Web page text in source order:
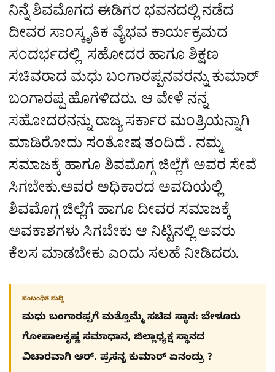
ನಿನ್ನೆ ಶಿವಮೊಗದ ಈಡಿಗರ ಭವನದಲ್ಲಿ ನಡೆದ
ದೀವರ ಸಾಂಸ್ಕೃತಿಕ ವೈಭವ ಕಾರ್ಯಕ್ರಮದ
ಸಂದರ್ಭದಲ್ಲಿ ಸಹೋದರ ಹಾಗೂ ಶಿಕ್ಷಣ
ಸಚಿವರಾದ ಮಧು ಬಂಗಾರಪ್ಪನವರನ್ನು ಕುಮಾರ್
ಬಂಗಾರಪ್ಪ ಹೊಗಳಿದರು. ಆ ವೇಳೆ ನನ್ನ
ಸಹೋದರನನ್ನು ರಾಜ್ಯ ಸರ್ಕಾರ ಮಂತ್ರಿಯನ್ನಾಗಿ
ಮಾಡಿರೋದು ಸಂತೋಷ ತಂದಿದೆ . ನಮ್ಮ
ಸಮಾಜಕ್ಕೆ ಹಾಗೂ ಶಿವಮೊಗ್ಗ ಜಿಲ್ಲೆಗೆ ಅವರ ಸೇವೆ
ಸಿಗಬೇಕು.ಅವರ ಅಧಿಕಾರದ ಅವದಿಯಲ್ಲಿ
ಶಿವಮೊಗ್ಗ ಜಿಲ್ಲೆಗೆ ಹಾಗೂ ದೀವರ ಸಮಾಜಕ್ಕೆ
ಅವಕಾಶಗಳು ಸಿಗಬೇಕು ಆ ನಿಟ್ಟಿನಲ್ಲಿ ಅವರು
ಕೆಲಸ ಮಾಡಬೇಕು ಎಂದು ಸಲಹೆ ನೀಡಿದರು.
ಸಂಬಂಧಿತ ಸುದ್ದಿ
ಮಧು ಬಂಗಾರಪ್ಪಗೆ ಮತ್ತೊಮ್ಮೆ ಸಚಿವ ಸ್ಥಾನ: ಬೇಳೂರು
ಗೋಪಾಲಕೃಷ್ಣ ಸಮಾಧಾನ, ಜಿಲ್ಲಾಧ್ಯಕ್ಷ ಸ್ಥಾನದ
ವಿಚಾರವಾಗಿ ಆರ್. ಪ್ರಸನ್ನ ಕುಮಾರ್ ಏನಂದ್ರು ?